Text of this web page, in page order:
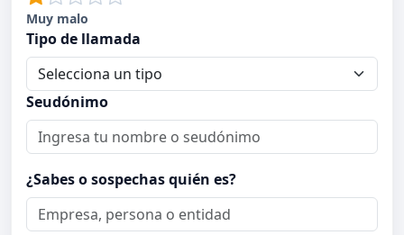
Muy malo
Tipo de llamada
Seudónimo
¿Sabes o sospechas quién es?